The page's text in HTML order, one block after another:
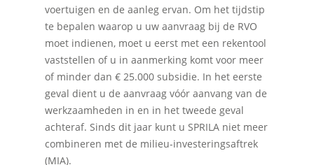
voertuigen en de aanleg ervan. Om het tijdstip
te bepalen waarop u uw aanvraag bij de RVO
moet indienen, moet u eerst met een rekentool
vaststellen of u in aanmerking komt voor meer
of minder dan € 25.000 subsidie. In het eerste
geval dient u de aanvraag vóór aanvang van de
werkzaamheden in en in het tweede geval
achteraf. Sinds dit jaar kunt u SPRILA niet meer
combineren met de milieu-investeringsaftrek
(MIA).